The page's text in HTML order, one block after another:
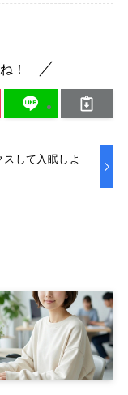
！
スして入眠しよ